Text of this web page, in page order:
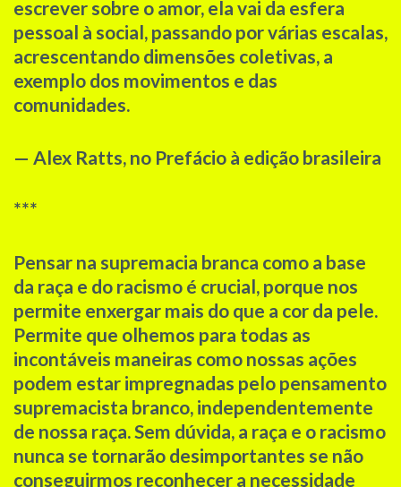
escrever sobre o amor, ela vai da esfera
pessoal à social, passando por várias escalas,
acrescentando dimensões coletivas, a
exemplo dos movimentos e das
comunidades.
— Alex Ratts, no Prefácio à edição brasileira
***
Pensar na supremacia branca como a base
da raça e do racismo é crucial, porque nos
permite enxergar mais do que a cor da pele.
Permite que olhemos para todas as
incontáveis maneiras como nossas ações
podem estar impregnadas pelo pensamento
supremacista branco, independentemente
de nossa raça. Sem dúvida, a raça e o racismo
nunca se tornarão desimportantes se não
conseguirmos reconhecer a necessidade